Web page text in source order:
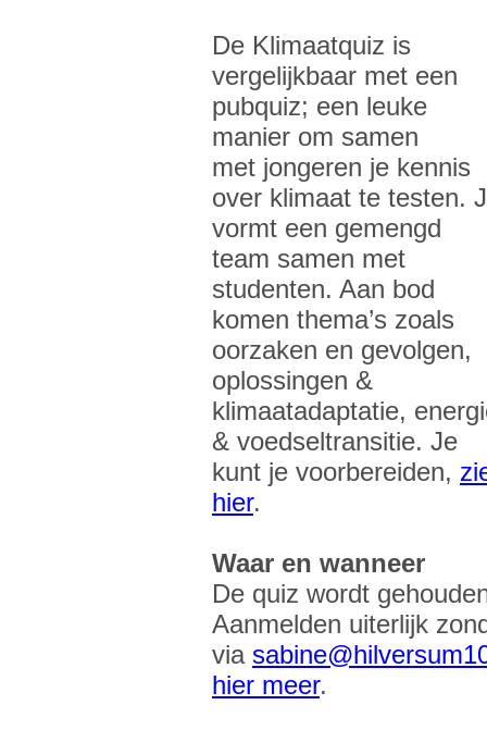
De Klimaatquiz is
vergelijkbaar met een
pubquiz; een leuke
manier om samen
met jongeren je kennis
over klimaat te testen.
vormt een gemengd
team samen met
studenten. Aan bod
komen thema’s zoals
oorzaken en gevolgen,
oplossingen &
klimaatadaptatie,
& voedseltransitie. Je
kunt je voorbereiden,
hier.
Waar en wanneer
De quiz wordt
Aanmelden uiterlijk
via
hier meer.